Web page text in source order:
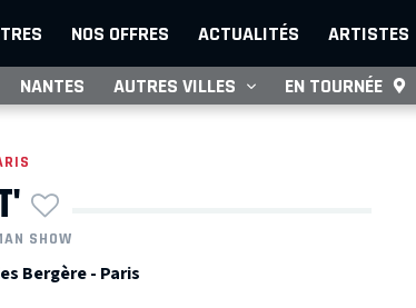
NOS OFFRES ACTUALITÉS ARTISTES
NANTES AUTRES VILLES EN TOURNÉE
SHOW
Bergère - Paris